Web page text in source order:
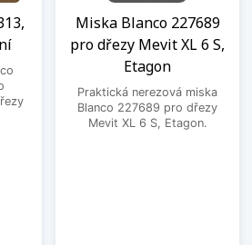
Miska Blanco 227689
pro dřezy Mevit XL 6 S,
Etagon
Praktická nerezová miska
Blanco 227689 pro dřezy
Mevit XL 6 S, Etagon.